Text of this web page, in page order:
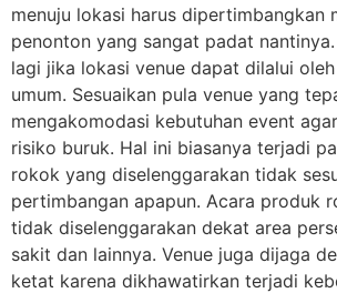
menuju lokasi harus dipertimbangkan
penonton yang sangat padat
lagi jika lokasi venue dapat dilalui
umum. Sesuaikan pula venue yang
mengakomodasi kebutuhan event
risiko buruk. Hal ini biasanya terjadi
rokok yang diselenggarakan tidak
pertimbangan apapun. Acara produk
tidak diselenggarakan dekat area
sakit dan lainnya. Venue juga dijaga
ketat karena dikhawatirkan terjadi